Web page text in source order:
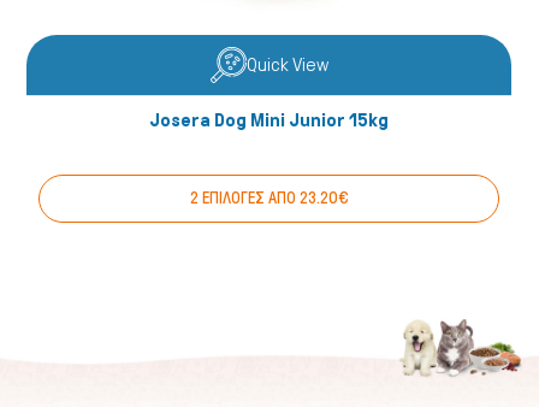
Quick View
Josera Dog Mini Junior 15kg
2 ΕΠΙΛΟΓΕΣ ΑΠΟ 23.20€